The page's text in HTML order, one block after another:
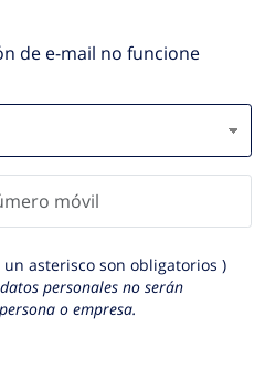
de e-mail no funcione
asterisco son obligatorios )
personales no serán
o empresa.